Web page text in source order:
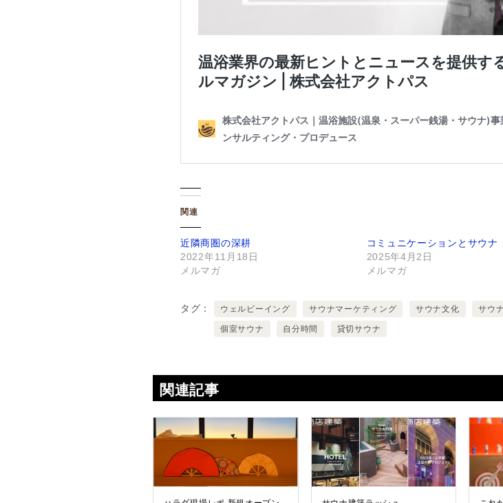
関連
近隣商圏の深耕
2022年11月18日
メルマガ
コミュニケーションとサウナ
2025年4月2日
メルマガ
タグ ウェルビーイング サウナマーケティング サウナ文化 サウ
個室サウナ 自分時間 貸切サウナ
関連記事